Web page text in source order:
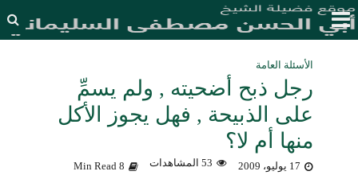
الأسئلة العامة
رجل ذبح أضحيته , ولم يسمِّ
على الذبيحة , فهل يجوز الأكل
منها أم لا؟
17 يوليو، 2009 53 المشاهدات 8 Min Read